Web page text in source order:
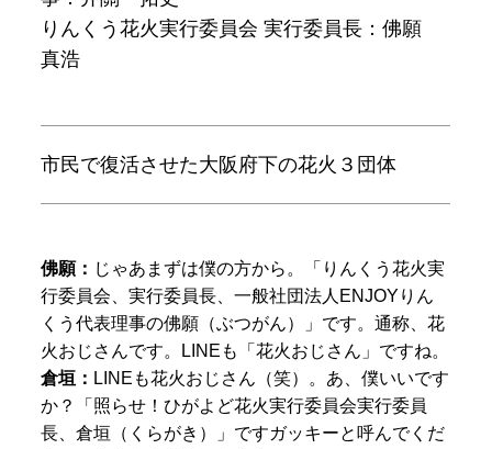
市民で復活させた大阪府下の花火３団体
佛願： じゃあまずは僕の方から。
「りんくう花火実
行委員会、実行委員長、一般社団法人ENJOYりん
くう代表理事の佛願（ぶつがん）」 です。通称、花
火おじさんです。LINEも「花火おじさん」ですね。
倉垣： LINEも花火おじさん（笑）。あ、僕いいです
か？
「照らせ！ひがよど花火実行委員会実行委員
長、倉垣（くらがき）」 ですガッキーと呼んでくだ
りんくう花火実行委員会 実行委員長：佛願
真浩